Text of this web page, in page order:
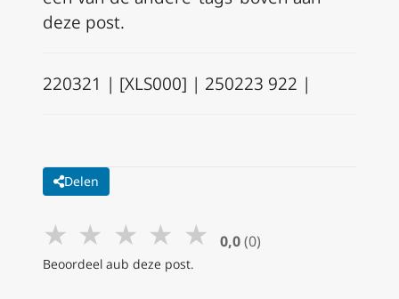
deze post.
220321 | [XLS000] | 250223 922 |
Delen
★ ★ ★ ★ ★ 0,0 (0)
Beoordeel aub deze post.